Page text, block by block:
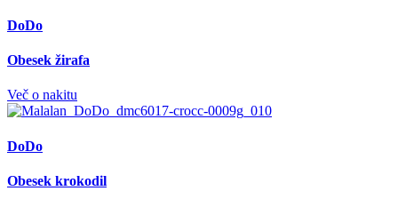
DoDo
Obesek žirafa
Več o nakitu
DoDo
Obesek krokodil